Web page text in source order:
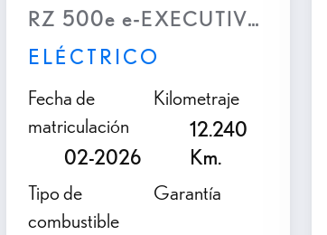
RZ 500e e-EXECUTIVE AWD
ELÉCTRICO
Fecha de
matriculación
02-2026
Kilometraje
12.240
Km.
Tipo de
combustible
Garantía